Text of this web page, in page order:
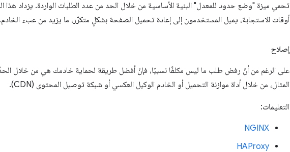
تحمي ميزة "وضع حدود للمعدل" البنية الأساسية من خلال الحد من عدد الطلبات الواردة. يزداد هذا
أوقات الاستجابة، يميل المستخدمون إلى إعادة تحميل الصفحة بشكلٍ متكرّر، ما يزيد من عبء الخادم.
إصلاح
على الرغم من أنّ رفض طلب ما ليس مكلفًا نسبيًا، فإنّ أفضل طريقة لحماية خادمك هي من خلال
المثال، من خلال أداة موازنة التحميل أو الخادم الوكيل العكسي أو شبكة توصيل المحتوى (CDN).
التعليمات:
NGINX
HAProxy